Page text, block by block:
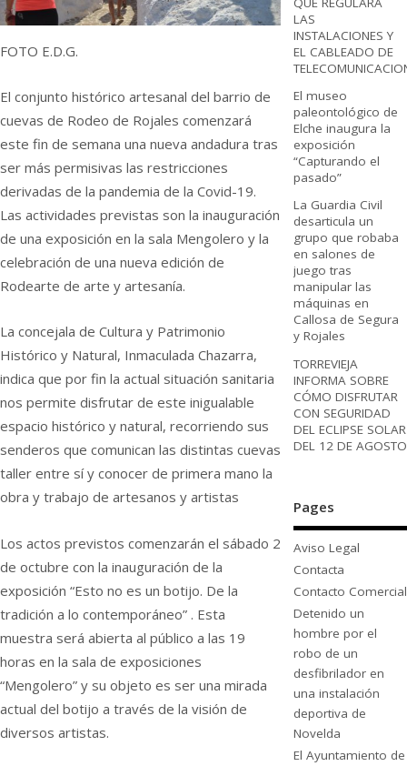
FOTO E.D.G.
El conjunto histórico artesanal del barrio de
cuevas de Rodeo de Rojales comenzará
este fin de semana una nueva andadura tras
ser más permisivas las restricciones
derivadas de la pandemia de la Covid-19.
Las actividades previstas son la inauguración
de una exposición en la sala Mengolero y la
celebración de una nueva edición de
Rodearte de arte y artesanía.
La concejala de Cultura y Patrimonio
Histórico y Natural, Inmaculada Chazarra,
indica que por fin la actual situación sanitaria
nos permite disfrutar de este inigualable
espacio histórico y natural, recorriendo sus
senderos que comunican las distintas cuevas
taller entre sí y conocer de primera mano la
obra y trabajo de artesanos y artistas
Los actos previstos comenzarán el sábado 2
de octubre con la inauguración de la
exposición “Esto no es un botijo. De la
tradición a lo contemporáneo” . Esta
muestra será abierta al público a las 19
horas en la sala de exposiciones
“Mengolero” y su objeto es ser una mirada
actual del botijo a través de la visión de
diversos artistas.
LAS
INSTALACIONES Y
EL CABLEADO DE
El museo
paleontológico de
Elche inaugura la
exposición
“Capturando el
pasado”
La Guardia Civil
desarticula un
grupo que robaba
en salones de
juego tras
manipular las
máquinas en
Callosa de Segura
y Rojales
TORREVIEJA
INFORMA SOBRE
CÓMO DISFRUTAR
CON SEGURIDAD
DEL ECLIPSE SOLAR
DEL 12 DE AGOSTO
Pages
Aviso Legal
Contacta
Contacto Comercial
Detenido un
hombre por el
robo de un
desfibrilador en
una instalación
deportiva de
Novelda
El Ayuntamiento de